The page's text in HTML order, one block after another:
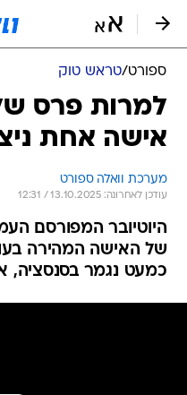
ספורט/טראש טוק
אישה אחת ניצחה 100
מערכת וואלה ספורט
עודכן לאחרונה: 13.10.2025 / 12:31
היוטיובר המפורסם
של האישה המהירה
כמעט נגמר בסנסציה,